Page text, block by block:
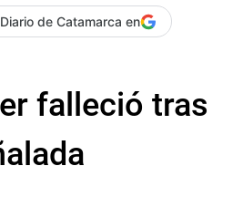
de Catamarca en
falleció tras